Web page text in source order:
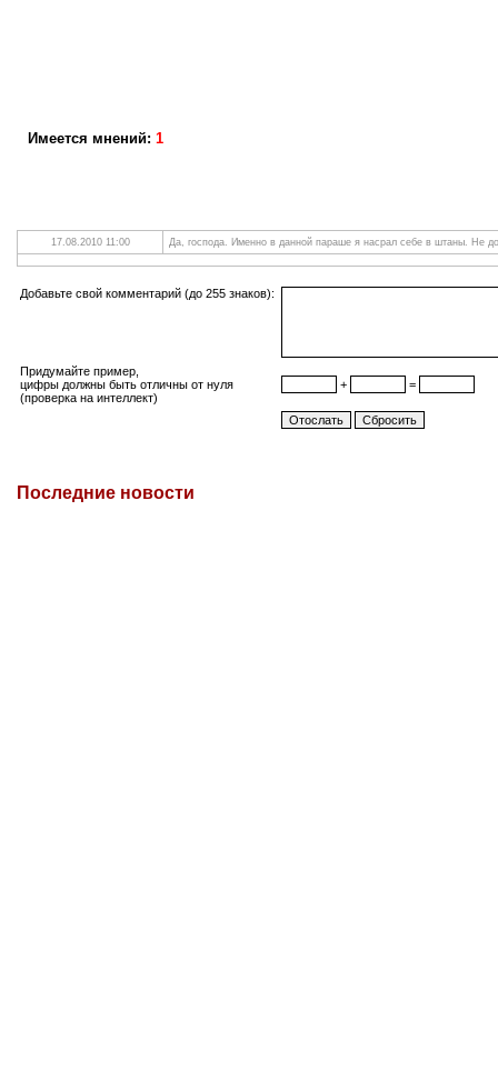
Имеется мнений: 1
17.08.2010 11:00 Да, господа. Именно в данной параше я насрал себе в штаны. Не
Добавьте свой комментарий (до 255 знаков):
Придумайте пример,
цифры должны быть отличны от нуля
(проверка на интеллект)
+ =
Последние новости